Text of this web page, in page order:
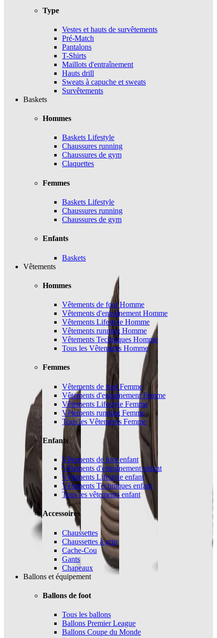
Type
Vestes et hauts de survêtements
Pré-Match
Pantalons
T-Shirts
Maillots d'entraînement
Hauts drill
Sweats à capuche et sweats
Survêtements
Baskets
Hommes
Baskets Lifestyle
Chaussures running
Chaussures de gym
Claquettes
Femmes
Baskets Lifestyle
Chaussures running
Chaussures de gym
Enfants
Baskets
Vêtements
Hommes
Vêtements de foot Homme
Vêtements d'entraînement Homme
Vêtements Lifestyle Homme
Vêtements running Homme
Vêtements Techniques Homme
Tous les Vêtements Homme
Femmes
Vêtements de foot Femme
Vêtements d'entraînement Femme
Vêtements Lifestyle Femme
Vêtements running Femme
Tous les Vêtements Femme
Enfants
Vêtements de foot enfant
Vêtements d'entraînement enfant
Vêtements Lifestyle enfant
Vêtements Techniques enfant
Tous les vêtements enfant
Accessoires
Chaussettes
Chaussettes à grip
Cache-Cou
Gants
Chapeaux
Ballons et équipement
Ballons de foot
Tous les ballons
Ballons Premier League
Ballons Coupe du Monde